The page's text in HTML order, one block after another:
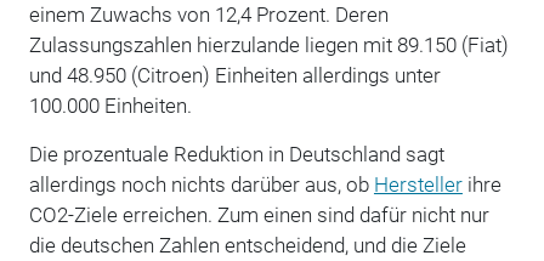
einem Zuwachs von 12,4 Prozent. Deren
Zulassungszahlen hierzulande liegen mit 89.150 (Fiat)
und 48.950 (Citroen) Einheiten allerdings unter
100.000 Einheiten.
Die prozentuale Reduktion in Deutschland sagt
allerdings noch nichts darüber aus, ob Herstellerihre
CO2-Ziele erreichen. Zum einen sind dafür nicht nur
die deutschen Zahlen entscheidend, und die Ziele